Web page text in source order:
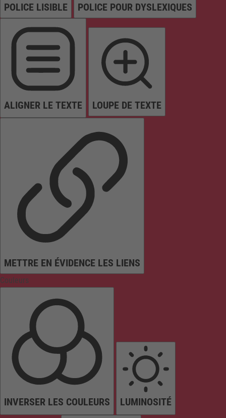
POLICE LISIBLE POLICE POUR DYSLEXIQUES
ALIGNER LE TEXTE LOUPE DE TEXTE
METTRE EN ÉVIDENCE LES LIENS
Couleurs
INVERSER LES COULEURS LUMINOSITÉ